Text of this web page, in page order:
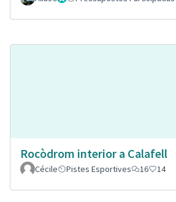
Rocòdrom interior a Calafell
Cécile
Pistes Esportives 16 14